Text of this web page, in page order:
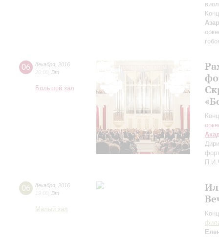
06 декабря 2016
20:00 Вт
Большой зал
06 декабря 2016
19:00 Вт
Малый зал